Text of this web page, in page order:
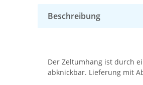
Beschreibung
Der Zeltumhang ist durch
abknickbar. Lieferung mit